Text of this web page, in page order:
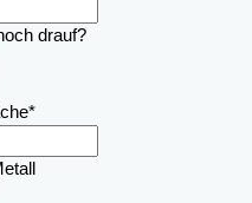
drauf?
*